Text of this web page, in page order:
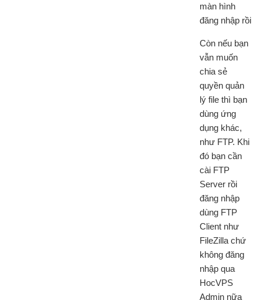
màn hình
đăng nhập rồi
Còn nếu bạn
vẫn muốn
chia sẻ
quyền quản
lý file thì bạn
dùng ứng
dụng khác,
như FTP. Khi
đó bạn cần
cài FTP
Server rồi
đăng nhập
dùng FTP
Client như
FileZilla chứ
không đăng
nhập qua
HocVPS
Admin nữa